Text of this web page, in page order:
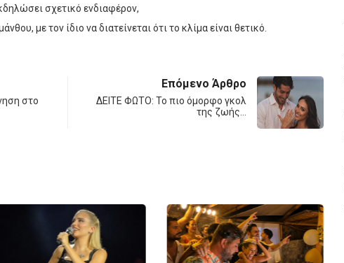
σχετικό ενδιαφέρον,
με τον ίδιο να διατείνεται ότι το κλίμα είναι θετικό.
στο
Επόμενο Άρθρο
ΔΕΙΤΕ ΦΩΤΟ: Το πιο όμορφο γκολ
της ζωής…